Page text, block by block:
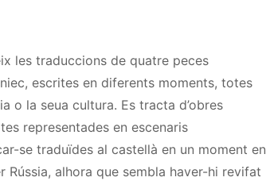
les traduccions de quatre peces
, escrites en diferents moments, totes
o la seua cultura. Es tracta d’obres
representades en escenaris
se traduïdes al castellà en un moment en
Rússia, alhora que sembla haver-hi revifat